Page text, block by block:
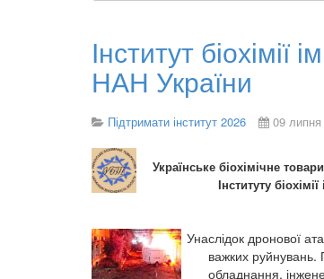
Інститут
НАН України
Підтримати інститут 2026 09
Українське біохімічне
Інституту
Унаслідок дронової
важких руйнувань.
обладнання,